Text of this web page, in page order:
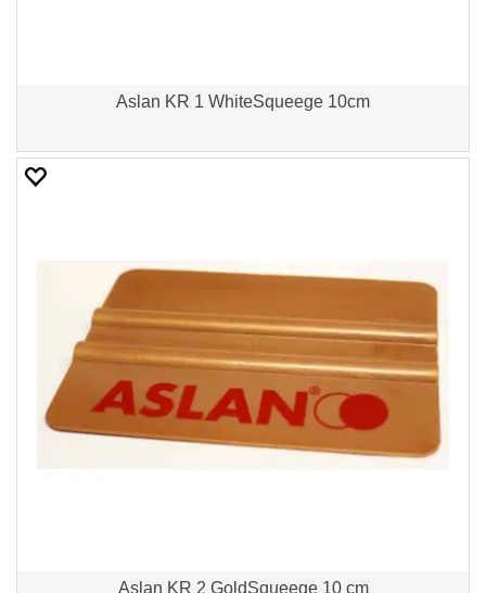
Aslan KR 1 WhiteSqueege 10cm
Aslan KR 2 GoldSqueege 10 cm